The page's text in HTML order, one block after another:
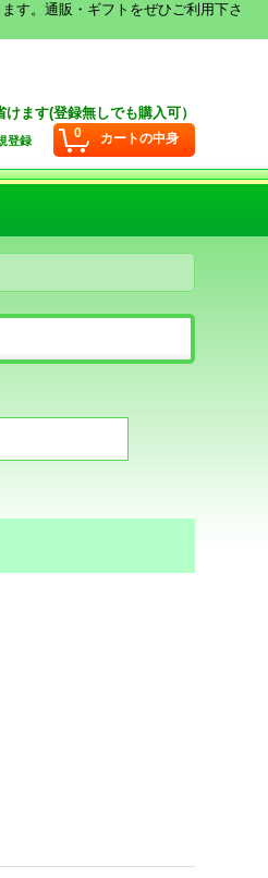
す。通販・ギフトをぜひご利用下さ
ます(登録無しでも購入可）
0 カートの中身
登録